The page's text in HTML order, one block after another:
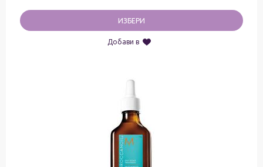
ИЗБЕРИ
Добави в